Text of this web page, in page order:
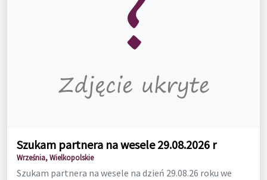
Szukam partnera na wesele 29.08.2026 r
Września, Wielkopolskie
Szukam partnera na wesele na dzień 29.08.26 roku we